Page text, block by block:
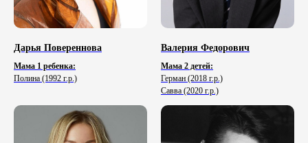
Дарья Повереннова
Мама 1 ребенка:
Полина (1992 г.р.)
Валерия Федорович
Мама 2 детей:
Герман (2018 г.р.)
Савва (2020 г.р.)